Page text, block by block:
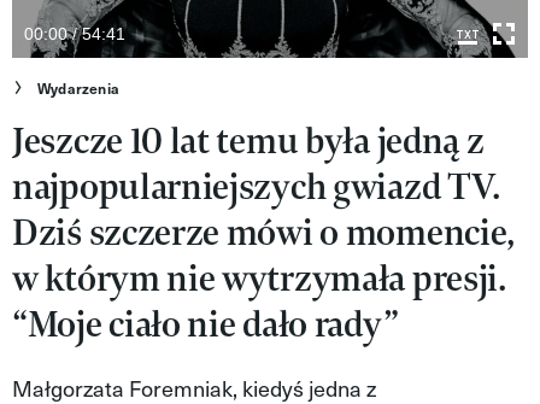
VIVA!MODA
VIVA!MAN
VIVA!PEOPLE POWER
VIVA!ITAKA
MAGAZYN VIVA!
00:00 / 54:41
Wydarzenia
Jeszcze 10 lat temu była jedną z
najpopularniejszych gwiazd TV.
Dziś szczerze mówi o momencie,
w którym nie wytrzymała presji.
“Moje ciało nie dało rady”
Małgorzata Foremniak, kiedyś jedna z